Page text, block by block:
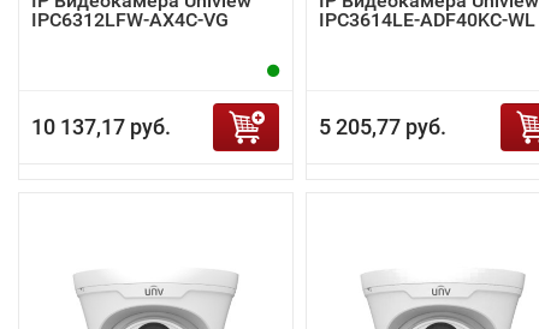
IPC6312LFW-AX4C-VG
10 137,17 руб.
IPC3614LE-ADF40KC-WL
5 205,77 руб.